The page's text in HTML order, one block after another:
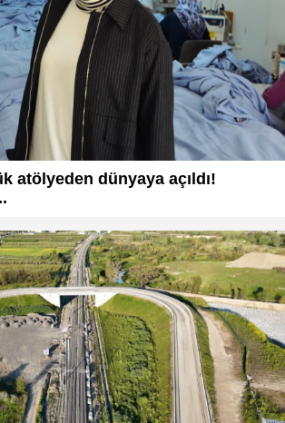
atölyeden dünyaya açıldı!